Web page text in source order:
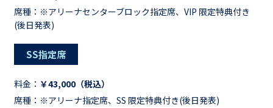
席種：※アリーナセンターブロック指定席、VIP 限定特典付き
(後日発表)
SS指定席
料金： ￥43,000（税込）
席種：※アリーナ指定席、SS 限定特典付き(後日発表)